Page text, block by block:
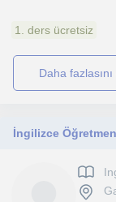
1. ders ücretsiz
daha
İngilizce